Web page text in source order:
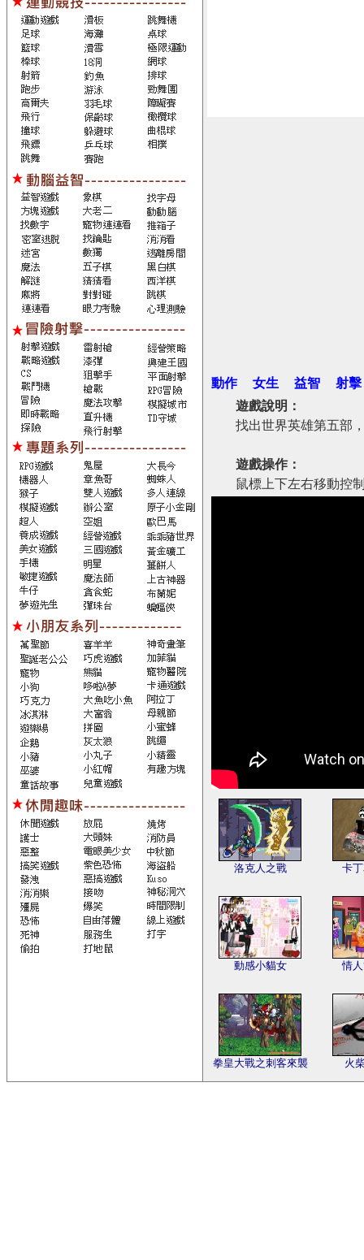
動作 女生 益智
射擊
遊戲說明：
找出世界英雄第五部
遊戲操作：
鼠標上下左右移動控
洛克人之戰 卡
動感小貓女 情
拳皇大戰之刺客來襲 火